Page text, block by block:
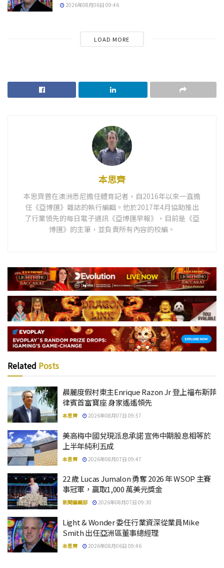
2026年08月06日 09:46
LOAD MORE
本思齊
本思齊曾在澳洲悉尼擔任體育記者，自2016年以來一直擔
任《亞博匯》雜誌的執行編輯。他於2017年4月協助推出
了行業領先的每日電子通訊《亞博匯早報》，目前是《亞
博匯》的主筆，並負責所有內容的校編。
Related Posts
晨麗度假村東主Enrique Razon Jr 登上福布斯菲
律賓首富寶座 身家遙遙領先
本思齊 2026年08月07日 09:57
美高梅中國兌現派息承諾 宣佈中期股息相等於
上半年純利五成
本思齊 2026年08月07日 09:47
22 歲 Lucas Jumalon 勇奪 2026 年 WSOP 主賽
事冠軍，贏取1,000 萬美元獎金
新聞編輯部 2026年08月07日 09:30
Light & Wonder 委任行業資深從業員Mike
Smith 出任亞洲區董事總經理
本思齊 2026年08月06日 09:46